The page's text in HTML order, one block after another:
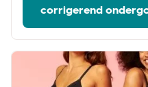
corrigerend